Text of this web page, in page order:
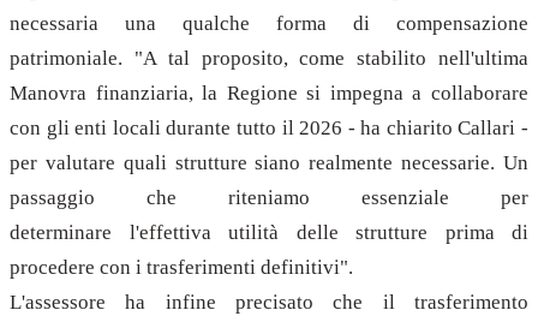
necessaria una qualche forma di compensazione
patrimoniale. "A tal proposito, come stabilito nell'ultima
Manovra finanziaria, la Regione si impegna a collaborare
con gli enti locali durante tutto il 2026 - ha chiarito Callari -
per valutare quali strutture siano realmente necessarie. Un
passaggio che riteniamo essenziale per
determinare l'effettiva utilità delle strutture prima di
procedere con i trasferimenti definitivi".
L'assessore ha infine precisato che il trasferimento